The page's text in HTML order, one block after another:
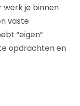
werk je binnen
vaste
“eigen”
opdrachten en